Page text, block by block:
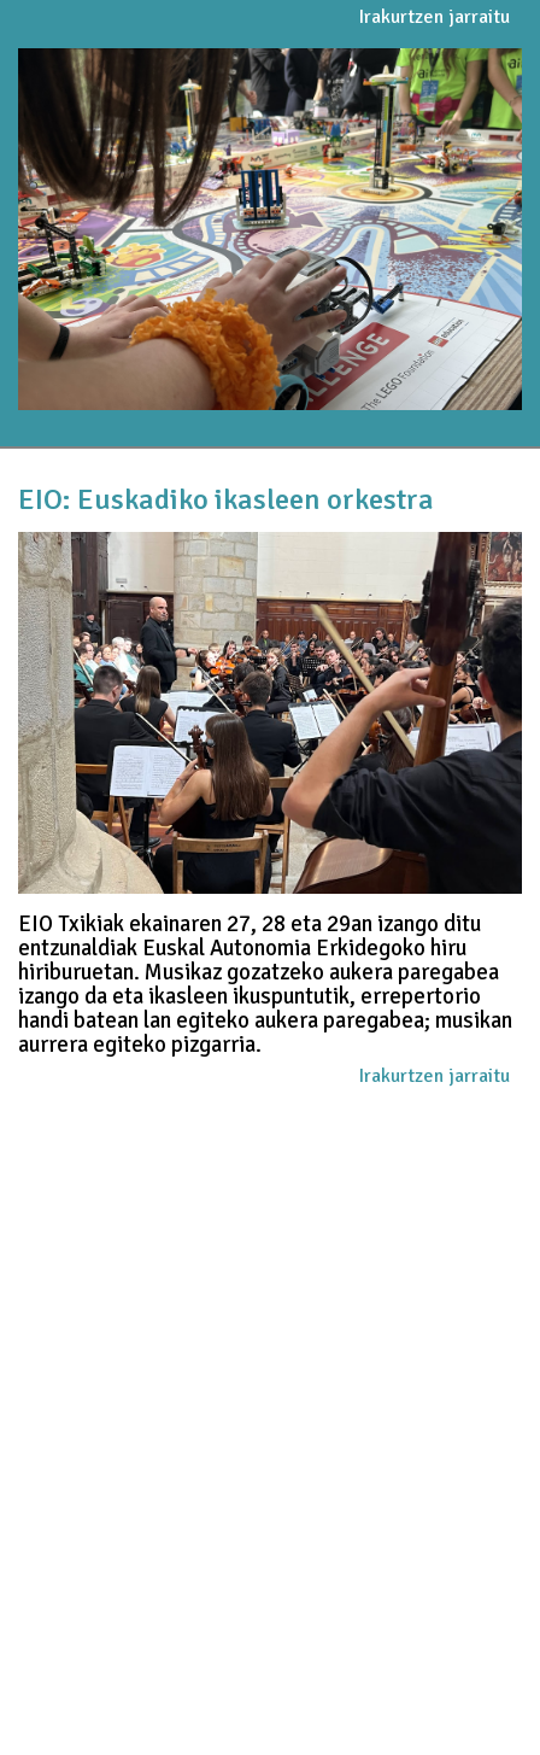
Irakurtzen jarraitu
EIO: Euskadiko ikasleen orkestra
EIO Txikiak ekainaren 27, 28 eta 29an izango ditu
entzunaldiak Euskal Autonomia Erkidegoko hiru
hiriburuetan. Musikaz gozatzeko aukera paregabea
izango da eta ikasleen ikuspuntutik, errepertorio
handi batean lan egiteko aukera paregabea; musikan
aurrera egiteko pizgarria.
Irakurtzen jarraitu